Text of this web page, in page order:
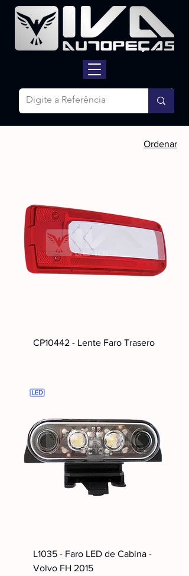
Ordenar
CP10442 - Lente Faro Trasero
L1035 - Faro LED de Cabina -
Volvo FH 2015